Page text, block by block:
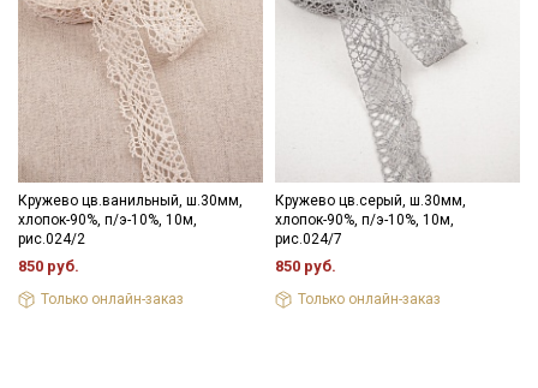
Кружево цв.ванильный, ш.30мм,
хлопок-90%, п/э-10%, 10м,
рис.024/2
850 руб.
Только онлайн-заказ
Кружево цв.серый, ш.30мм,
хлопок-90%, п/э-10%, 10м,
рис.024/7
850 руб.
Только онлайн-заказ